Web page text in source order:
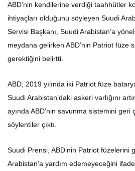
ABD’nin kendilerine verdiği taahhütler
ihtiyaçları olduğunu söyleyen Suudi
Servisi Başkanı, Suudi Arabistan’a
meydana gelirken ABD’nin Patriot füze
gerektiğini belirtti.
ABD, 2019 yılında iki Patriot füze
Suudi Arabistan’daki askeri varlığını
ayında ABD’nin savunma sistemini geri
söylentiler çıktı.
Suudi Prensi, ABD’nin Patriot füzelerini
Arabistan’a yardım edemeyeceğini